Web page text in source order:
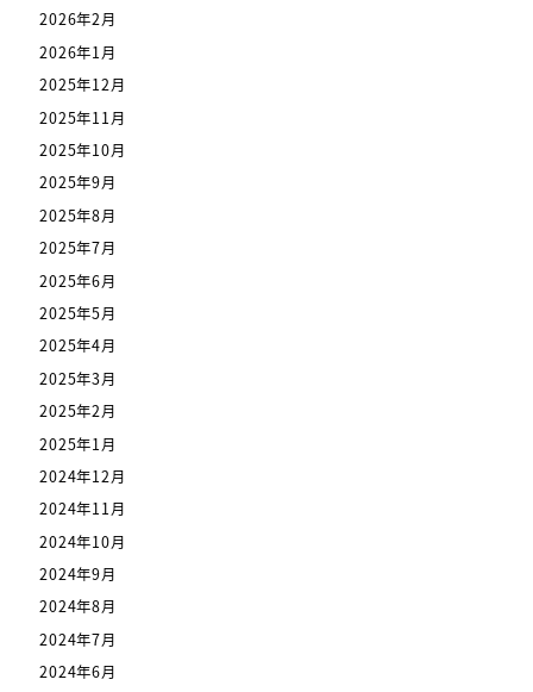
2026年2月
2026年1月
2025年12月
2025年11月
2025年10月
2025年9月
2025年8月
2025年7月
2025年6月
2025年5月
2025年4月
2025年3月
2025年2月
2025年1月
2024年12月
2024年11月
2024年10月
2024年9月
2024年8月
2024年7月
2024年6月